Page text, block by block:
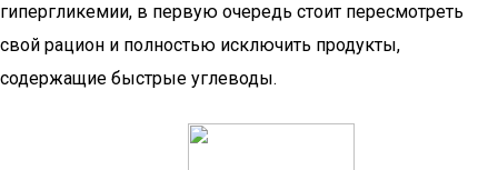
гипергликемии, в первую очередь стоит пересмотреть
свой рацион и полностью исключить продукты,
содержащие быстрые углеводы.